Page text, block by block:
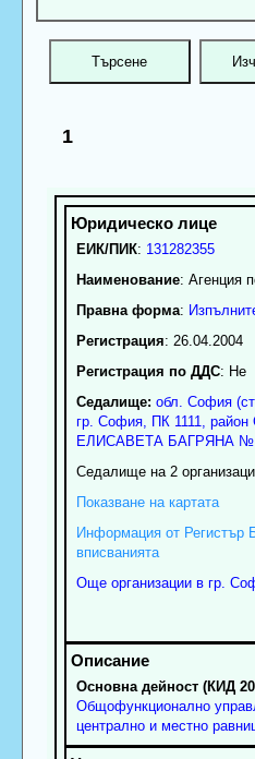
1
ЕИК/ПИК: 131282355
Наименование: Агенция
Правна форма:
Регистрация: 26.04.2004
Регистрация по ДДС: Нe
Седалище: обл. София
гр. София, ПК 1111 район
ЕЛИСАВЕТА БАГРЯНА №
Седалище на 2
Показване на картата
Информация от Регистър
вписванията
Още организации в гр.
Основна дейност (КИД
Общофункционално
централно и местно